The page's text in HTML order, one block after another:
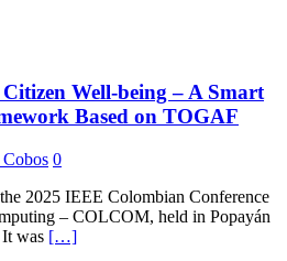
Well-being – A Smart
Based on TOGAF
0
2025 IEEE Colombian Conference
– COLCOM, held in Popayán
was […]